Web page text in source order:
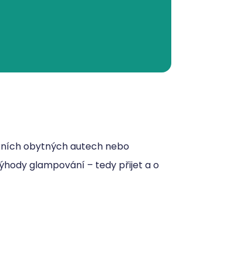
obytných autech nebo
glampování – tedy přijet a o